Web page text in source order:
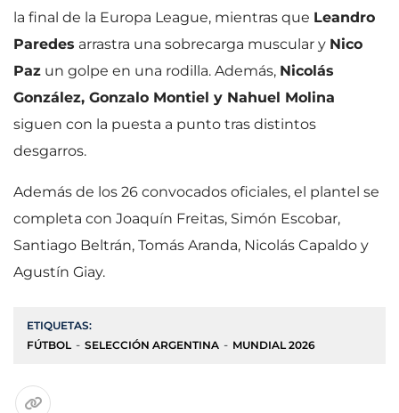
la final de la Europa League, mientras que Leandro
Paredes arrastra una sobrecarga muscular y Nico
Paz un golpe en una rodilla. Además, Nicolás
González, Gonzalo Montiel y Nahuel Molina
siguen con la puesta a punto tras distintos
desgarros.
Además de los 26 convocados oficiales, el plantel se
completa con Joaquín Freitas, Simón Escobar,
Santiago Beltrán, Tomás Aranda, Nicolás Capaldo y
Agustín Giay.
ETIQUETAS:
FÚTBOL
SELECCIÓN ARGENTINA MUNDIAL 2026